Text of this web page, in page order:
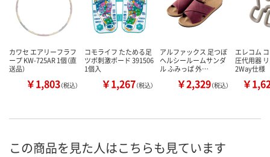
カワセ エアリーフラフ
ープ KW-725AR 1個（直
送品）
￥1,803（税込）
コモライフ たためる足
ツボ刺激ボード 391506
1個入
￥1,267（税込）
アルファックス 足つぼ
ヘルシールームサンダ
ル ふみっぱ 外…
￥2,329（税込）
エレコム
圧代用器
2Way仕様
￥
この商品を見た人はこちらも見ています